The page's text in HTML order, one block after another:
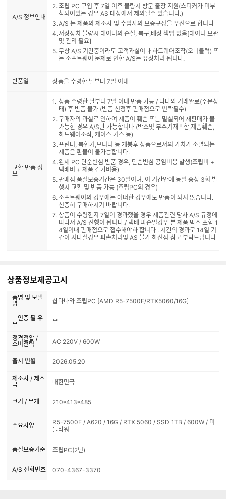
A/S 정보안내
조립 PC 구입 후 7일 이후 불량시 방문 출장 지원(스티커가 미부
착되어있는 경우 AS 대상에서 제외될수 있습니다.)
A/S 는 제품의 제조사 및 수입사의 보증규정을 우선으로 합니다
저장장치 불량시 데이터의 손실, 복구,배상 책임 없음[데이터 보관
및 관리 필요]
무상 A/S 기간중이라도 고객과실이나 하드웨어조작(오버클럭) 또
는 소프트웨어 문제로 인한 A/S는 유상처리 됩니다.
반품일 상품을 수령한 날부터 7일 이내
교환 반품 정
보
상품 수령한 날부터 7일 이내 반품 가능 / 다나와 거래완료(주문상
태) 후 반품 불가 (반품 신청후 판매점으로 연락필수)
구매자의 과실로 인하여 제품이 훼손 또는 멸실되어 재판매가 불
가능한 경우 A/S만 가능합니다 (박스및 부수기재포함,제품훼손,
하드웨어조작, 케이스 기스 등)
프린터, 복합기,모니터 등 개봉후 상품으로서의 가치가 소멸되는
제품은 환불이 불가능합니다.
완제 PC 단순변심 반품 경우, 단순변심 공임비용 발생(조립비 +
택배비 + 제품 감가비용)
판매점 품질보증기간은 30일이며. 이 기간안에 동일 증상 3회 발
생시 교환 및 반품 가능 (조립PC의 경우)
소프트웨어의 경우에는 어떠한 경우에도 반품이 되지 않습니다.
신중히 구매하시기 바랍니다.
상품이 수령한지 7일이 경과했을 경우 제품관련 당사 A/S 규정에
따라서 A/S 진행이 됩니다./ 택배 파손일경우 본 제품 박스 포함 1
4일이내 판매점으로 접수해야하 합니다 . 시간의 경과로 14일 기
간이 지나실경우 파손처리및 AS 불가 하신점 참고 부탁드립니다
상품정보제공고시
품명 및 모델
명
샵다나와 조립PC [AMD R5-7500F/RTX5060/16G]
인증 필 유
무
무
정격전압 /
소비전력
AC 220V / 600W
출시 연월 2026.05.20
제조자 / 제조
국
대한민국
크기 / 무게 210*413*485
주요사양
R5-7500F / A620 / 16G / RTX 5060 / SSD 1TB / 600W / 미
들타워
품질보증기준 조립PC(2년)
A/S 전화번호 070-4367-3370